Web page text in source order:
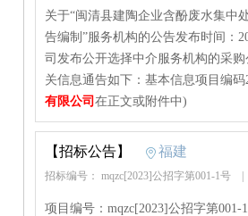
关于“闽清县建陶企业含酚废水集中
告编制”服务机构的公告发布时间：
司发布公开选择中介服务机构的采
关信息通告如下：基本信息项目编码
有限公司 在正文或附件中)
【招标公告】 福建
招标编号： mqzc[2023]公招字第001-1号
项目编号：mqzc[2023]公招字第